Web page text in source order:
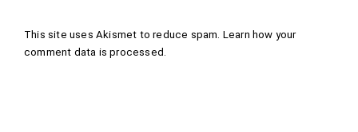
This site uses Akismet to reduce spam. Learn how your
comment data is processed .